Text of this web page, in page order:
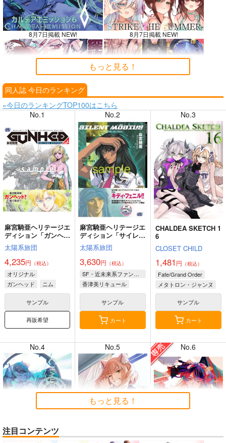
8月7日掲載 NEW! 8月7日掲載 NEW!
8月6日掲載
8月4日掲載 8月4日掲載
8月3日掲載 8月3日掲載
8月2日掲載 8月2日掲載
7月31日掲載
7月30日掲載 7月30日掲載
もっと見る！
同人誌 今日のランキング
»今日のランキングTOP100はこちら
No.1
麻宮騎亜ヘリテージエ
ディション「ガンヘッ
ド」上巻
太陽系旅団
4,235円 （税込）
オリジナル
ガンヘッド
ニム
ブルックリン
サンプル
再販希望
No.2
麻宮騎亜ヘリテージエ
ディション「サイレン
トメビウス」03 キデ
ィ編
太陽系旅団
3,630円 （税込）
SF・近未来系ファンタジー
香津美リキュール
キディ
サンプル
カート
No.3
CHALDEA SKETCH 1
6
CLOSET CHILD
1,481 円 （税込）
Fate/Grand Order
メタトロン・ジャンヌ
リリス
サンプル
カート
No.4 No.5 No.6
もっと見る！
注目コンテンツ